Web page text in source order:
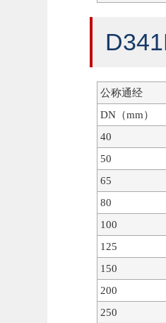
公称通经
DN（mm）
40
50
65
80
100
125
150
200
250